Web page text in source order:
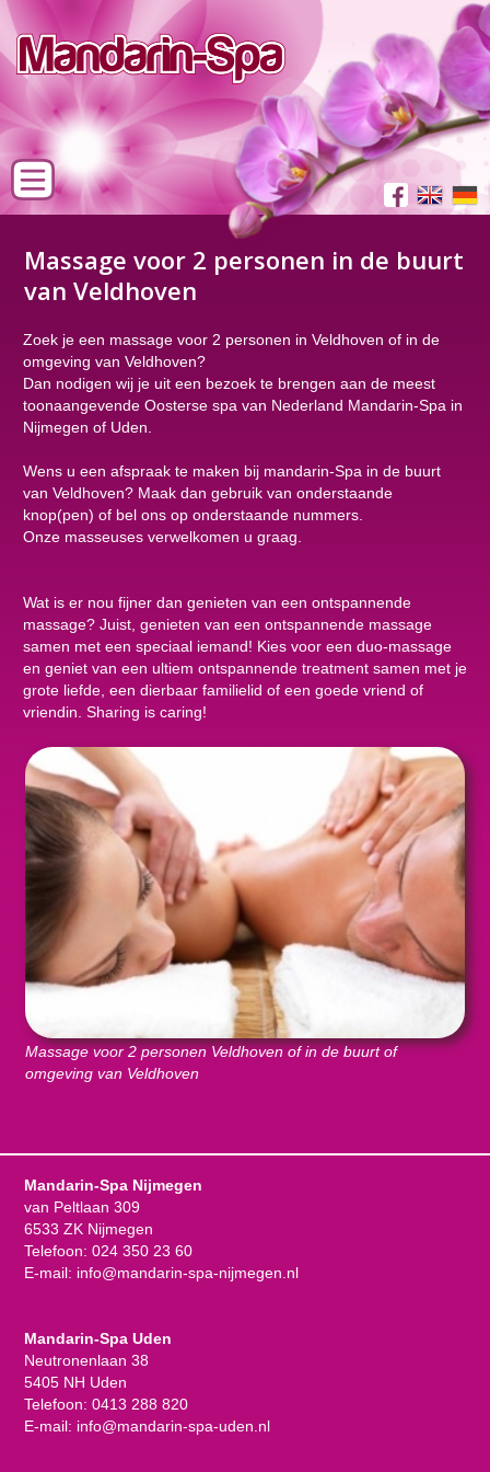
Massage voor 2 personen in de buurt
van Veldhoven
Zoek je een massage voor 2 personen in Veldhoven of in de
omgeving van Veldhoven?
Dan nodigen wij je uit een bezoek te brengen aan de meest
toonaangevende Oosterse spa van Nederland Mandarin-Spa in
Nijmegen of Uden.
Wens u een afspraak te maken bij mandarin-Spa in de buurt
van Veldhoven? Maak dan gebruik van onderstaande
knop(pen) of bel ons op onderstaande nummers.
Onze masseuses verwelkomen u graag.
Wat is er nou fijner dan genieten van een ontspannende
massage? Juist, genieten van een ontspannende massage
samen met een speciaal iemand! Kies voor een duo-massage
en geniet van een ultiem ontspannende treatment samen met je
grote liefde, een dierbaar familielid of een goede vriend of
vriendin. Sharing is caring!
Massage voor 2 personen Veldhoven of in de buurt of
omgeving van Veldhoven
Mandarin-Spa Nijmegen
van Peltlaan 309
6533 ZK Nijmegen
Telefoon: 024 350 23 60
E-mail: info@mandarin-spa-nijmegen.nl
Mandarin-Spa Uden
Neutronenlaan 38
5405 NH Uden
Telefoon: 0413 288 820
E-mail: info@mandarin-spa-uden.nl